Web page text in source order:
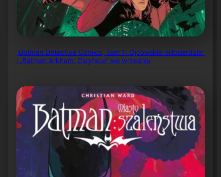
„Batman Detective Comics, Tom 1: Ojcowskie miłosierdzie”
i „Batman Arkham: Clayface” we wrześniu